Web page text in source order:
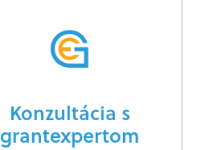
Konzultácia s
grantexpertom